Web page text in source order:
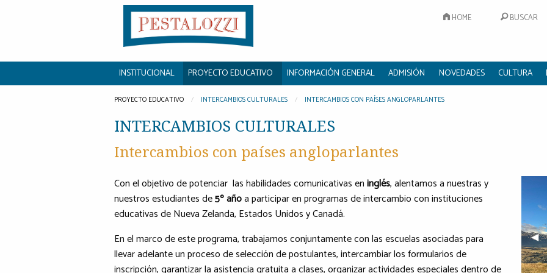
HOME BUSCAR
INSTITUCIONAL PROYECTO EDUCATIVO INFORMACIÓN GENERAL ADMISIÓN NOVEDADES CULTURA
PROYECTO EDUCATIVO INTERCAMBIOS CULTURALES INTERCAMBIOS CON PAÍSES ANGLOPARLANTES
INTERCAMBIOS CULTURALES
Intercambios con países angloparlantes
Con el objetivo de potenciar las habilidades comunicativas eninglés, alentamos a nuestras y
nuestros estudiantes de5º añoa participar en programas de intercambio con instituciones
educativas de Nueva Zelanda, Estados Unidos y Canadá.
En el marco de este programa, trabajamos conjuntamente con las escuelas asociadas para
llevar adelante un proceso de selección de postulantes, intercambiar los formularios de
inscripción, garantizar la asistencia gratuita a clases, organizar actividades especiales dentro de
◀︎